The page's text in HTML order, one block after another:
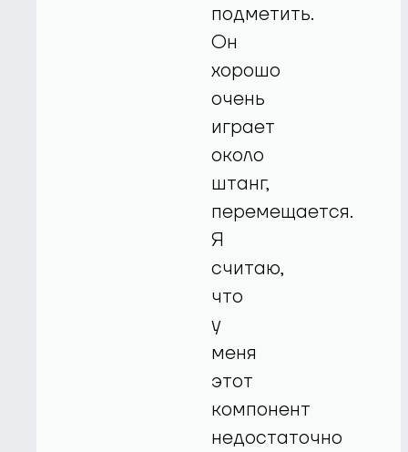
подметить.
Он
хорошо
очень
играет
около
штанг,
перемещается.
Я
считаю,
что
у
меня
этот
компонент
недостаточно